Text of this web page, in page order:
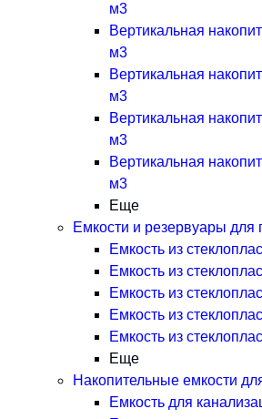
м3
Вертикальная
м3
Вертикальная
м3
Вертикальная
м3
Вертикальная
м3
Еще
Емкости и резервуары для
Емкость из
Емкость из
Емкость из
Емкость из
Емкость из
Еще
Накопительные емкости
Емкость для